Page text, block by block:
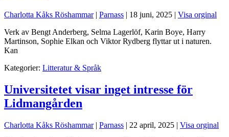
Charlotta Kåks Röshammar | Parnass | 18 juni, 2025 | Visa orginal
Verk av Bengt Anderberg, Selma Lagerlöf, Karin Boye, Harry
Martinson, Sophie Elkan och Viktor Rydberg flyttar ut i naturen.
Kan
Kategorier: Litteratur & Språk
Universitetet visar inget intresse för
Lidmangården
Charlotta Kåks Röshammar | Parnass | 22 april, 2025 | Visa orginal